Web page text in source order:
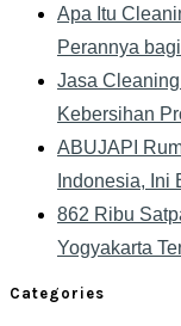
Apa Itu
Perannya
Jasa
Kebersihan
ABUJAPI
Indonesia, Ini
862 Ribu
Yogyakarta
Categories